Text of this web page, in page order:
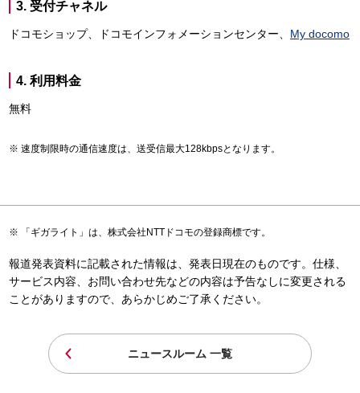
3. 受付チャネル
ドコモショップ、ドコモインフォメーションセンター、 My docomo
4. 利用料金
無料
速度制限時の通信速度は、送受信最大128kbpsとなります。
「ギガライト」は、株式会社NTTドコモの登録商標です。
報道発表資料に記載された情報は、発表日現在のものです。仕様、
サービス内容、お問い合わせ先などの内容は予告なしに変更される
ことがありますので、あらかじめご了承ください。
ニュースルーム 一覧